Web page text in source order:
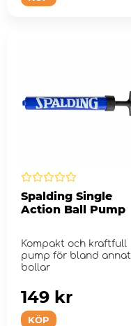
Spalding Single
Action Ball Pump
Kompakt och kraftfull
pump för bland annat
bollar
KÖP
149 kr